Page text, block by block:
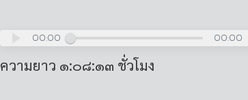
00:00 00:00
ความยาว ๑:๐๘:๑๓ ชั่วโมง